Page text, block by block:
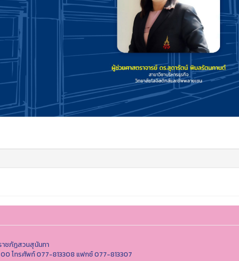
าชภัฏสวนสุนันทา
โทรศัพท์ 077-813308 แฟกซ์ 077-813307